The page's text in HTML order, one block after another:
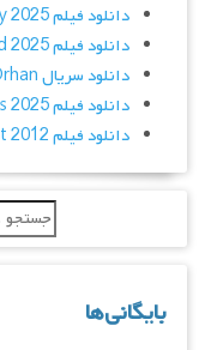
دانلود فیلم A Time for Bravery 2025
دانلود فیلم The Great Flood 2025
دانلود سریال Kurulus Orhan
دانلود فیلم The Thing with Feathers 2025
دانلود فیلم Adventure Planet 2012
بایگانی‌ها